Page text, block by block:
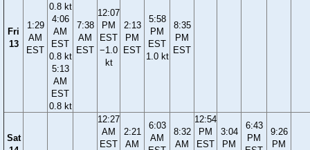
Fri
13
1:29
AM
EST
0.8 kt
4:06
AM
EST
0.8 kt
5:13
AM
EST
0.8 kt
7:38
AM
EST
12:07
PM
EST
−1.0
kt
2:13
PM
EST
5:58
PM
EST
1.0 kt
8:35
PM
EST
Sat
12:27
AM
EST
2:21
AM
6:03
AM
8:32
AM
12:54
PM
EST
3:04
PM
6:43
PM
9:26
PM